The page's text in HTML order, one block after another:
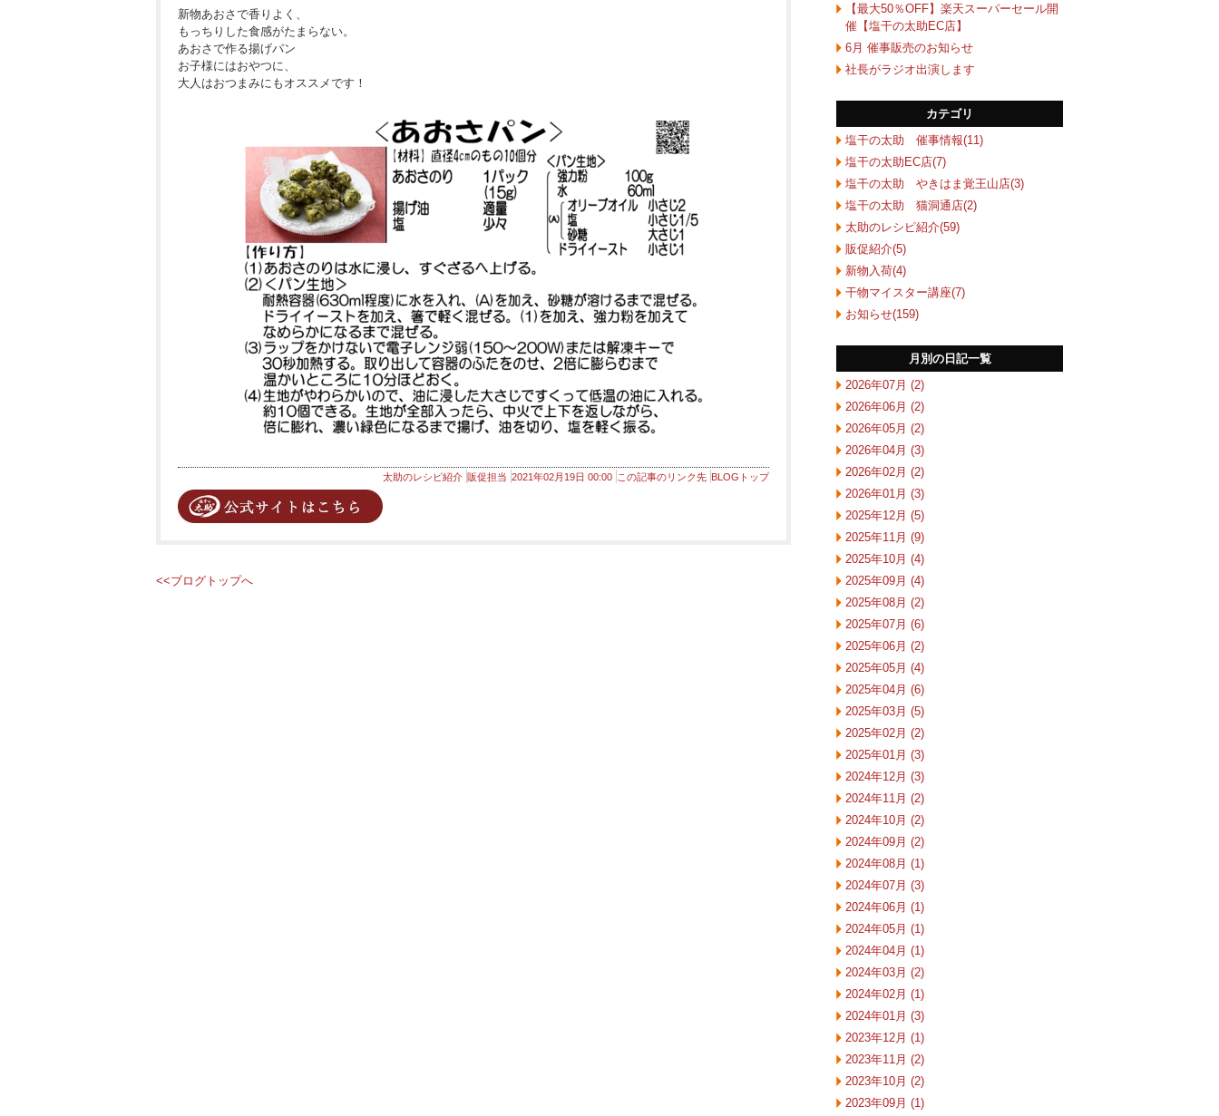
新物あおさで香りよく、
もっちりした食感がたまらない。
あおさで作る揚げパン
お子様にはおやつに、
大人はおつまみにもオススメです！
太助のレシピ紹介 販促担当 2021年02月19日 00:00 この記事のリンク先 BLOGトップ
<<ブログトップへ
【最大50％OFF】楽天スーパーセール開
催【塩干の太助EC店】
6月 催事販売のお知らせ
社長がラジオ出演します
カテゴリ
塩干の太助 催事情報(11)
塩干の太助EC店(7)
塩干の太助 やきはま覚王山店(3)
塩干の太助 猫洞通店(2)
太助のレシピ紹介(59)
販促紹介(5)
新物入荷(4)
干物マイスター講座(7)
お知らせ(159)
月別の日記一覧
2026年07月 (2)
2026年06月 (2)
2026年05月 (2)
2026年04月 (3)
2026年02月 (2)
2026年01月 (3)
2025年12月 (5)
2025年11月 (9)
2025年10月 (4)
2025年09月 (4)
2025年08月 (2)
2025年07月 (6)
2025年06月 (2)
2025年05月 (4)
2025年04月 (6)
2025年03月 (5)
2025年02月 (2)
2025年01月 (3)
2024年12月 (3)
2024年11月 (2)
2024年10月 (2)
2024年09月 (2)
2024年08月 (1)
2024年07月 (3)
2024年06月 (1)
2024年05月 (1)
2024年04月 (1)
2024年03月 (2)
2024年02月 (1)
2024年01月 (3)
2023年12月 (1)
2023年11月 (2)
2023年10月 (2)
2023年09月 (1)